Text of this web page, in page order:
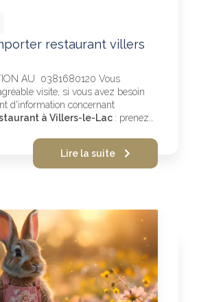
restaurant villers
AU 0381680120 Vous
visite, si vous avez besoin
d'information concernant
à Villers-le-Lac : prenez…
Lire la suite